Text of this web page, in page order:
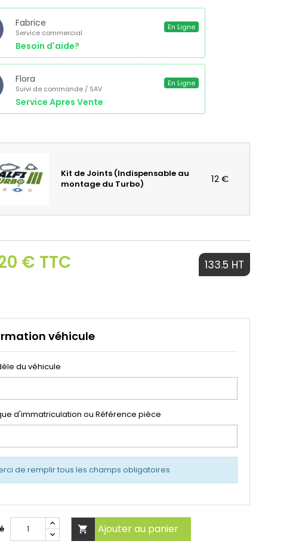
Fabrice
Service commercial
Besoin d'aide?
En Ligne
Flora
Suivi de commande / SAV
Service Apres Vente
En Ligne
Kit de Joints (Indispensable au
montage du Turbo)
12 €
€ TTC 133.5 HT
véhicule
du véhicule
d'immatriculation ou Référence pièce
de remplir tous les champs obligatoires
 Ajouter au panier